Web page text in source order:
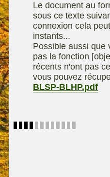
l'auteur /
contact
UXON scie à
chevalet
Remorque
Le document au
sous ce texte
connexion cela
instants...
Possible aussi que
pas la fonction
récents n'ont pas
vous pouvez
BLSP-BLHP.pdf